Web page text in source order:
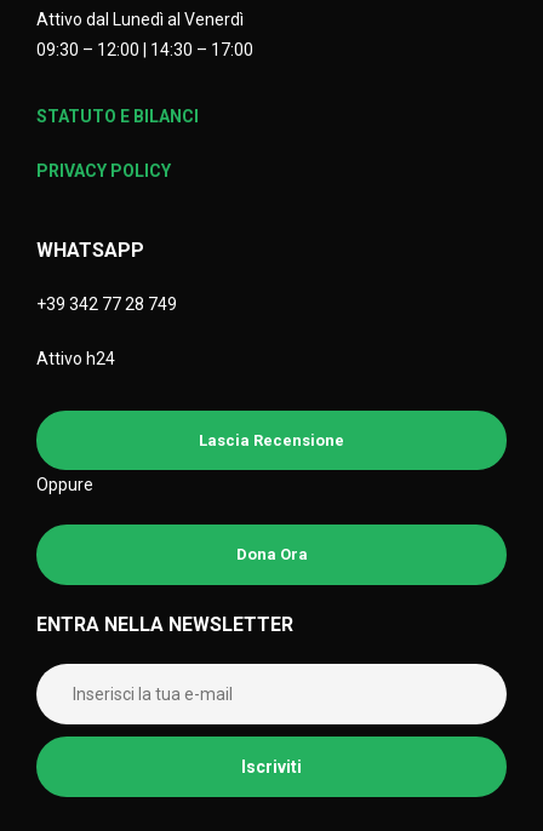
Attivo dal Lunedì al Venerdì
09:30 – 12:00 | 14:30 – 17:00
STATUTO E BILANCI
PRIVACY POLICY
WHATSAPP
+39 342 77 28 749
Attivo h24
Lascia Recensione
Oppure
Dona Ora
ENTRA NELLA NEWSLETTER